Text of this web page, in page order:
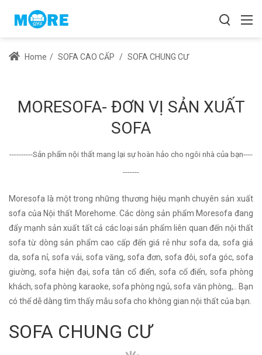
Home / SOFA CAO CẤP / SOFA CHUNG CƯ
MORESOFA- ĐƠN VỊ SẢN XUẤT
SOFA
----------Sản phẩm nội thất mang lại sự hoàn hảo cho ngôi nhà của bạn----
-------
Moresofa là một trong những thương hiệu mạnh chuyên sản xuất
sofa của Nội thất Morehome. Các dòng sản phẩm Moresofa đang
đẩy mạnh sản xuất tất cả các loại sản phẩm liên quan đến nội thất
sofa từ dòng sản phẩm cao cấp đến giá rẻ như sofa da, sofa giả
da, sofa nỉ, sofa vải, sofa văng, sofa đơn, sofa đôi, sofa góc, sofa
giường, sofa hiện đại, sofa tân cổ điển, sofa cổ điển, sofa phòng
khách, sofa phòng karaoke, sofa phòng ngủ, sofa văn phòng,.. Bạn
có thể dễ dàng tìm thấy mẫu sofa cho không gian nội thất của bạn.
SOFA CHUNG CƯ